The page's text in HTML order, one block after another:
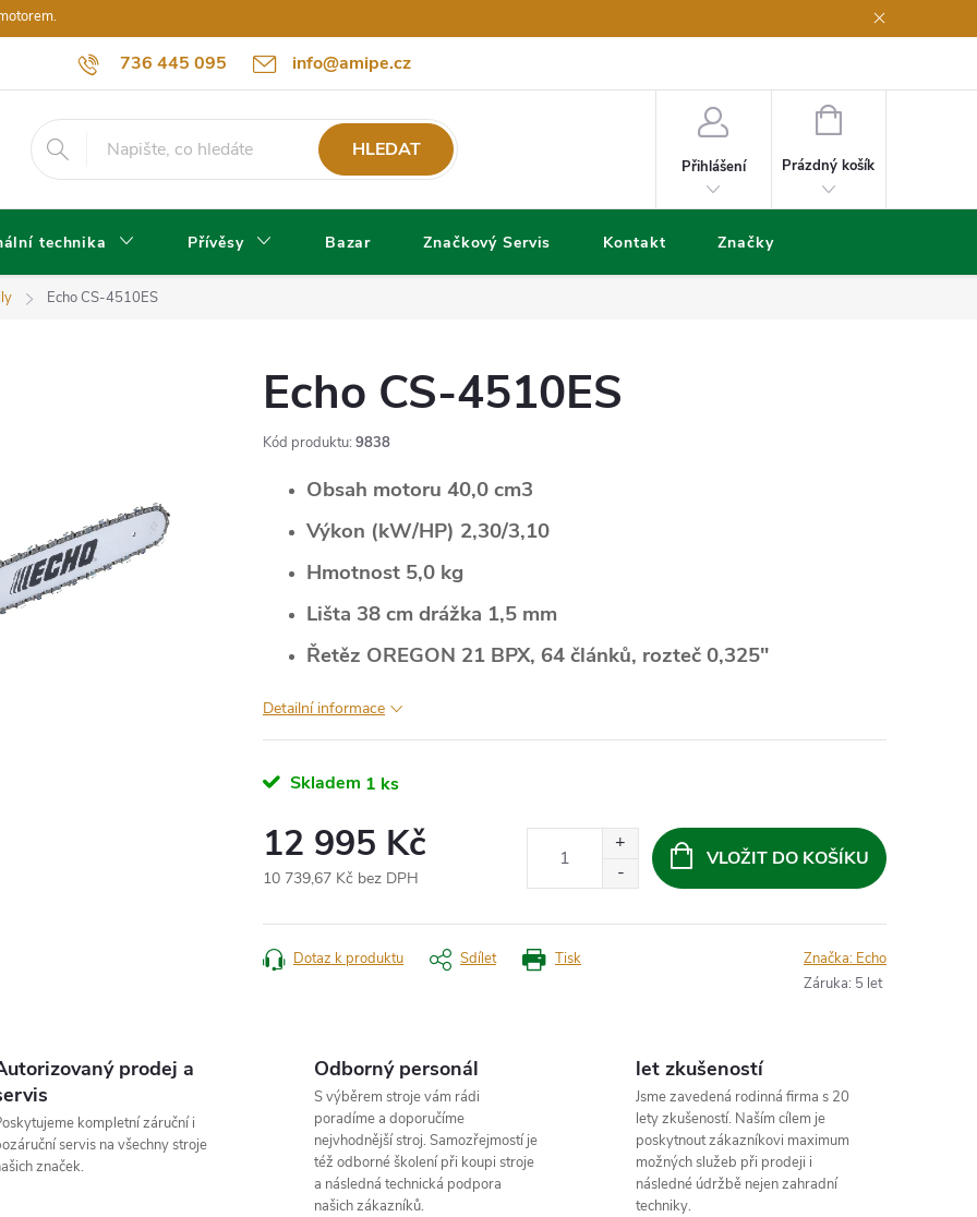
736 445 095 info@amipe.cz
HLEDAT
Přihlášení
NÁKUPNÍ
Prázdný košík
technika Přívěsy Bazar Značkový Servis Kontakt Značky
Echo CS-4510ES
Echo CS-4510ES
Kód produktu: 9838
Obsah motoru 40,0 cm3
Výkon (kW/HP) 2,30/3,10
Hmotnost 5,0 kg
Lišta 38 cm drážka 1,5 mm
Řetěz OREGON 21 BPX, 64 článků, rozteč 0,325"
Detailní informace
Skladem 1 ks
12 995 Kč
10 739,67 Kč bez DPH
cena:
VLOŽIT DO KOŠÍKU
Tisk
Dotaz k produktu Sdílet Značka: Echo
Záruka: 5 let
prodej a
kompletní záruční i
servis na všechny stroje
značek.
Odborný personál
S výběrem stroje vám rádi
poradíme a doporučíme
nejvhodnější stroj. Samozřejmostí je
též odborné školení při koupi stroje
a následná technická podpora
našich zákazníků.
let zkušeností
Jsme zavedená rodinná firma s 20
lety zkušeností. Naším cílem je
poskytnout zákazníkovi maximum
možných služeb při prodeji i
následné údržbě nejen zahradní
techniky.